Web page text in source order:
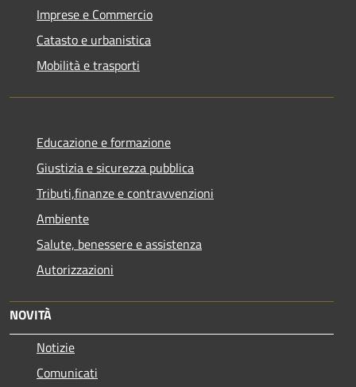
Imprese e Commercio
Catasto e urbanistica
Mobilità e trasporti
Educazione e formazione
Giustizia e sicurezza pubblica
Tributi,finanze e contravvenzioni
Ambiente
Salute, benessere e assistenza
Autorizzazioni
NOVITÀ
Notizie
Comunicati